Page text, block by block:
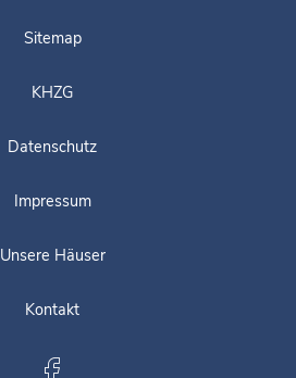
Kontakt
Unsere Häuser
Impressum
Datenschutz
KHZG
Sitemap